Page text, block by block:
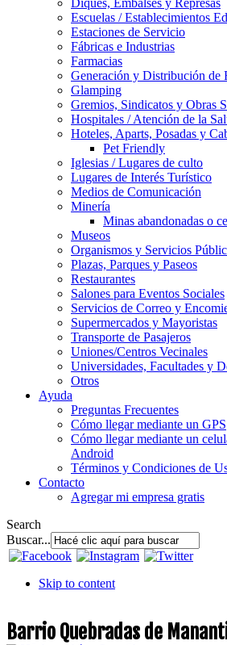
Escuelas / Establecimientos
Estaciones de Servicio
Fábricas e Industrias
Farmacias
Generación y Distribución de
Glamping
Gremios, Sindicatos y Obras
Hospitales / Atención de la
Hoteles, Aparts, Posadas y
Pet Friendly
Iglesias / Lugares de culto
Lugares de Interés Turístico
Medios de Comunicación
Minería
Minas abandonadas o
Museos
Organismos y Servicios
Plazas, Parques y Paseos
Restaurantes
Salones para Eventos Sociales
Servicios de Correo y
Supermercados y Mayoristas
Transporte de Pasajeros
Uniones/Centros Vecinales
Universidades, Facultades y
Otros
Ayuda
Preguntas Frecuentes
Cómo llegar mediante un GPS
Cómo llegar mediante un
Android
Términos y Condiciones de
Contacto
Agregar mi empresa gratis
Search
Buscar...
Skip to content
Barrio Quebradas de